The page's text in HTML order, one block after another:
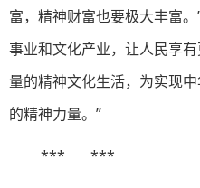
富，精神财富也要极大丰富
事业和文化产业，让人民享
量的精神文化生活，为实现
的精神力量。”
*** ***